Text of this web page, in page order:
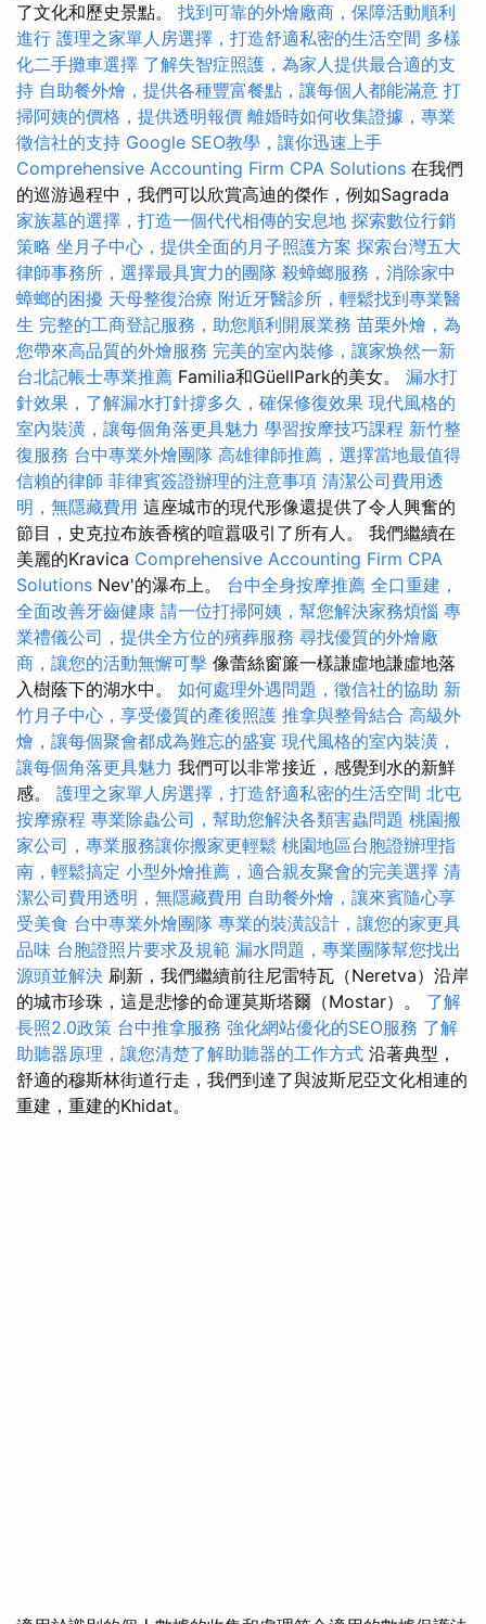
了文化和歷史景點。 找到可靠的外燴廠商，保障活動順利
進行 護理之家單人房選擇，打造舒適私密的生活空間 多樣
化二手攤車選擇 了解失智症照護，為家人提供最合適的支
持 自助餐外燴，提供各種豐富餐點，讓每個人都能滿意 打
掃阿姨的價格，提供透明報價 離婚時如何收集證據，專業
徵信社的支持 Google SEO教學，讓你迅速上手
Comprehensive Accounting Firm CPA Solutions 在我們
的巡游過程中，我們可以欣賞高迪的傑作，例如Sagrada
家族墓的選擇，打造一個代代相傳的安息地 探索數位行銷
策略 坐月子中心，提供全面的月子照護方案 探索台灣五大
律師事務所，選擇最具實力的團隊 殺蟑螂服務，消除家中
蟑螂的困擾 天母整復治療 附近牙醫診所，輕鬆找到專業醫
生 完整的工商登記服務，助您順利開展業務 苗栗外燴，為
您帶來高品質的外燴服務 完美的室內裝修，讓家焕然一新
台北記帳士專業推薦 Familia和GüellPark的美女。 漏水打
針效果，了解漏水打針撐多久，確保修復效果 現代風格的
室內裝潢，讓每個角落更具魅力 學習按摩技巧課程 新竹整
復服務 台中專業外燴團隊 高雄律師推薦，選擇當地最值得
信賴的律師 菲律賓簽證辦理的注意事項 清潔公司費用透
明，無隱藏費用 這座城市的現代形像還提供了令人興奮的
節目，史克拉布族香檳的喧囂吸引了所有人。 我們繼續在
美麗的Kravica Comprehensive Accounting Firm CPA
Solutions Nev'的瀑布上。 台中全身按摩推薦 全口重建，
全面改善牙齒健康 請一位打掃阿姨，幫您解決家務煩惱 專
業禮儀公司，提供全方位的殯葬服務 尋找優質的外燴廠
商，讓您的活動無懈可擊 像蕾絲窗簾一​​樣謙虛地謙虛地落
入樹蔭下的湖水中。 如何處理外遇問題，徵信社的協助 新
竹月子中心，享受優質的產後照護 推拿與整骨結合 高級外
燴，讓每個聚會都成為難忘的盛宴 現代風格的室內裝潢，
讓每個角落更具魅力 我們可以非常接近，感覺到水的新鮮
感。 護理之家單人房選擇，打造舒適私密的生活空間 北屯
按摩療程 專業除蟲公司，幫助您解決各類害蟲問題 桃園搬
家公司，專業服務讓你搬家更輕鬆 桃園地區台胞證辦理指
南，輕鬆搞定 小型外燴推薦，適合親友聚會的完美選擇 清
潔公司費用透明，無隱藏費用 自助餐外燴，讓來賓隨心享
受美食 台中專業外燴團隊 專業的裝潢設計，讓您的家更具
品味 台胞證照片要求及規範 漏水問題，專業團隊幫您找出
源頭並解決 刷新，我們繼續前往尼雷特瓦（Neretva）沿岸
的城市珍珠，這是悲慘的命運莫斯塔爾（Mostar）。 了解
長照2.0政策 台中推拿服務 強化網站優化的SEO服務 了解
助聽器原理，讓您清楚了解助聽器的工作方式 沿著典型，
舒適的穆斯林街道行走，我們到達了與波斯尼亞文化相連的
重建，重建的Khidat。